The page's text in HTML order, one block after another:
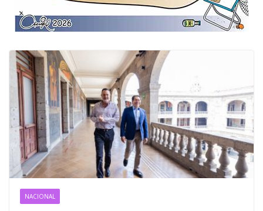
NACIONAL